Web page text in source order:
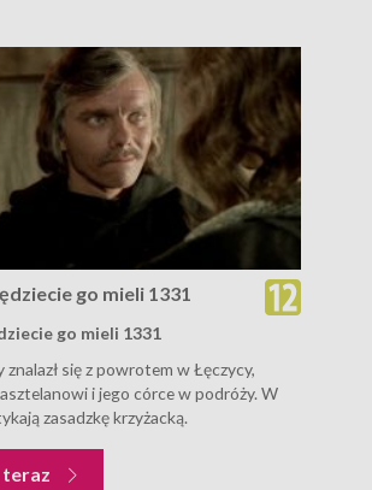
go mieli 1331
go mieli 1331
się z powrotem w Łęczycy,
i jego córce w podróży. W
zasadzkę krzyżacką.